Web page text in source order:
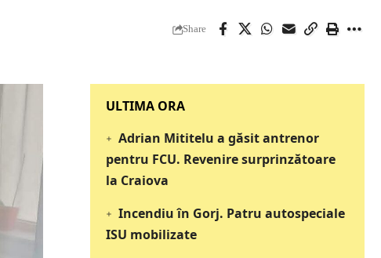
Share
‎‎‎‎‎‎‎ULTIMA ORA
Adrian Mititelu a găsit antrenor
pentru FCU. Revenire surprinzătoare
la Craiova
Incendiu în Gorj. Patru autospeciale
ISU mobilizate